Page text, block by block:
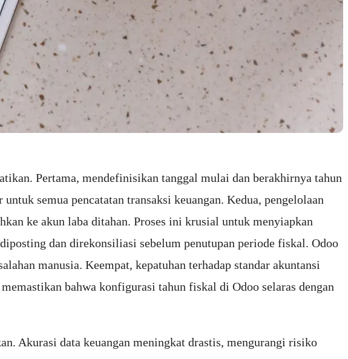
Pertama, mendefinisikan tanggal mulai dan berakhirnya tahun
semua pencatatan transaksi keuangan. Kedua, pengelolaan
ke akun laba ditahan. Proses ini krusial untuk menyiapkan
dan direkonsiliasi sebelum penutupan periode fiskal. Odoo
manusia. Keempat, kepatuhan terhadap standar akuntansi
bahwa konfigurasi tahun fiskal di Odoo selaras dengan
Akurasi data keuangan meningkat drastis, mengurangi risiko